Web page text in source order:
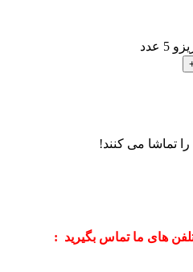
عدد
تماشا می کنند!
های ما تماس بگیرید :